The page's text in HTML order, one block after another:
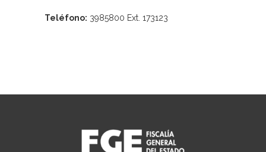
Teléfono: 3985800 Ext. 173123